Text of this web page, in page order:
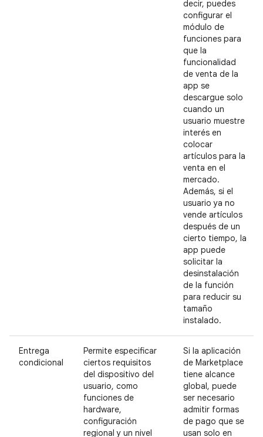
decir, puedes
configurar el
módulo de
funciones para
que la
funcionalidad
de venta de la
app se
descargue solo
cuando un
usuario muestre
interés en
colocar
artículos para la
venta en el
mercado.
Además, si el
usuario ya no
vende artículos
después de un
cierto tiempo, la
app puede
solicitar la
desinstalación
de la función
para reducir su
tamaño
instalado.
Entrega
condicional
Permite especificar
ciertos requisitos
del dispositivo del
usuario, como
funciones de
hardware,
configuración
regional y un nivel
Si la aplicación
de Marketplace
tiene alcance
global, puede
ser necesario
admitir formas
de pago que se
usan solo en